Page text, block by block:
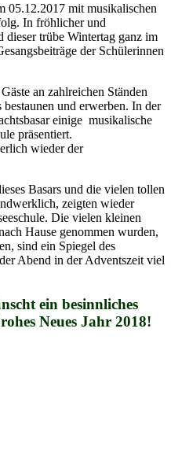
05.12.2017 mit musikalischen
In fröhlicher und
trübe Wintertag ganz im
der Schülerinnen
an zahlreichen Ständen
bestaunen und erwerben. In der
einige musikalische
präsentiert.
wieder der
Basars und die vielen tollen
zeigten wieder
Die vielen kleinen
Hause genommen wurden,
sind ein Spiegel des
Abend in der Adventszeit viel
ein besinnliches
Neues Jahr 2018!